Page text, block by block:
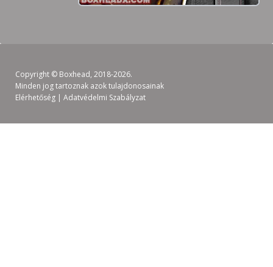
Copyright © Boxhead, 2018-2026.
Minden jog tartoznak azok tulajdonosainak
Elérhetőség | Adatvédelmi Szabályzat